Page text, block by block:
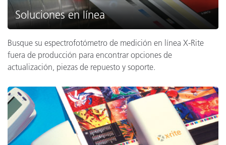
Soluciones en línea
Busque su espectrofotómetro de medición en línea X-Rite
fuera de producción para encontrar opciones de
actualización, piezas de repuesto y soporte.